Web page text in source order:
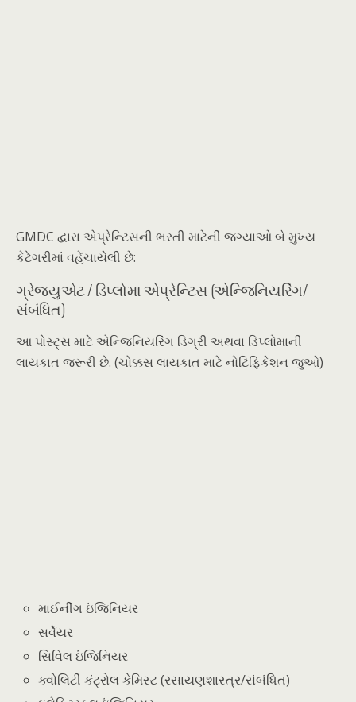
GMDC દ્વારા એપ્રેન્ટિસની ભરતી માટેની જગ્યાઓ બે મુખ્ય
કેટેગરીમાં વહેંચાયેલી છે:
ગ્રેજ્યુએટ / ડિપ્લોમા એપ્રેન્ટિસ (એન્જિનિયરિંગ/
સંબંધિત)
આ પોસ્ટ્સ માટે એન્જિનિયરિંગ ડિગ્રી અથવા ડિપ્લોમાની
લાયકાત જરૂરી છે. (ચોક્કસ લાયકાત માટે નોટિફિકેશન જુઓ)
માઈનીંગ ઇંજિનિયર
સર્વેયર
સિવિલ ઇંજિનિયર
ક્વોલિટી કંટ્રોલ કેમિસ્ટ (રસાયણશાસ્ત્ર/સંબંધિત)